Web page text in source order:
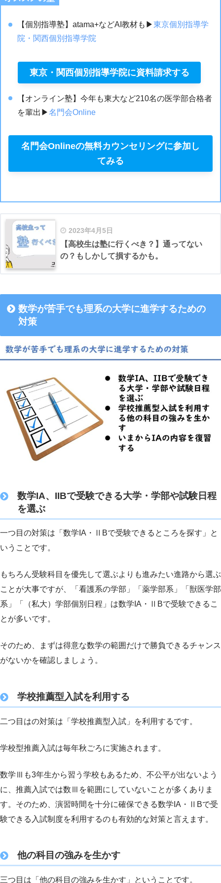
【個別指導塾】atama+などAI教材も▶︎東京個別指導学
院・関西個別指導学院
東京・関西個別指導学院に資料請求する
【オンライン塾】今年も東大など210名の医学部合格者
を輩出▶︎名門会Online
名門会Onlineの無料カウンセリングに参加し
てみる
2023年4月5日
【高校生は塾に行くべき？】通ってない
の？もしかして損するかも。
数学が苦手でも理系の大学に進学するための
対策
数学IA、IIBで受験できる大学・学部や試験日程
を選ぶ
一つ目の対策は「数学IA・ⅡBで受験できるところを探す」と
いうことです。
もちろん受験科目を優先して選ぶよりも進みたい進路から選ぶ
ことが大事ですが、「看護系の学部」「薬学部系」「獣医学部
系」「（私大）学部個別日程」は数学IA・ⅡBで受験できるこ
とが多いです。
そのため、まずは得意な数学の範囲だけで勝負できるチャンス
がないかを確認しましょう。
学校推薦型入試を利用する
二つ目はの対策は「学校推薦型入試」を利用するです。
学校型推薦入試は毎年秋ごろに実施されます。
数学Ⅲも3年生から習う学校もあるため、不公平が出ないよう
に、推薦入試では数Ⅲを範囲にしていないことが多くありま
す。そのため、演習時間を十分に確保できる数学IA・ⅡBで受
験できる入試制度を利用するのも有効的な対策と言えます。
他の科目の強みを生かす
三つ目は「他の科目の強みを生かす」ということです。